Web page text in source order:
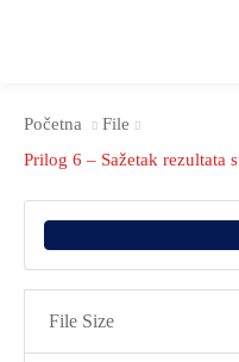
Početna
File
Prilog 6 – Sažetak rezultata
File Size